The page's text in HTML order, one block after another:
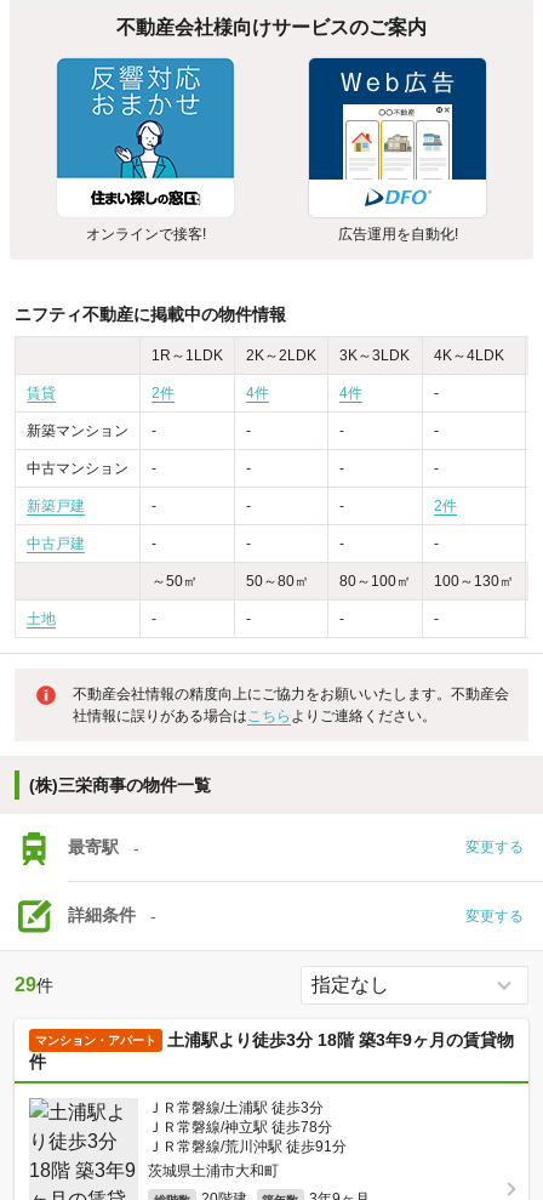
不動産会社様向けサービスのご案内
オンラインで接客! 広告運用を自動化!
ニフティ不動産に掲載中の物件情報
1R～1LDK 2K～2LDK 3K～3LDK 4K～4LDK
賃貸 2件 4件 4件 -
新築マンション - - - -
中古マンション - - - -
新築戸建 - - - 2件
中古戸建 - - - -
～50㎡ 50～80㎡ 80～100㎡ 100～130㎡
土地 - - - -
不動産会社情報の精度向上にご協力をお願いいたします。不動産会
社情報に誤りがある場合はこちら よりご連絡ください。
(株)三栄商事の物件一覧
最寄駅 - 変更する
詳細条件 - 変更する
29件
マンション・アパート
土浦駅より徒歩3分 18階 築3年9ヶ月の賃貸物
件
ＪＲ常磐線/土浦駅 徒歩3分
ＪＲ常磐線/神立駅 徒歩78分
ＪＲ常磐線/荒川沖駅 徒歩91分
茨城県土浦市大和町